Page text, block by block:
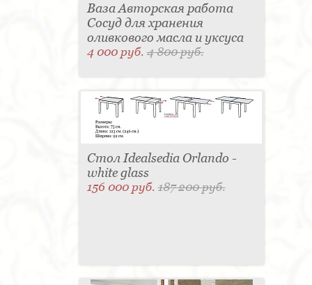
Ваза Авторская работа
Сосуд для хранения
оливкового масла и уксуса
4 000 руб.4 800 руб.
Стол Idealsedia Orlando -
white glass
156 000 руб.187 200 руб.